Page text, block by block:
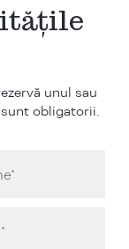
unul sau
obligatorii.